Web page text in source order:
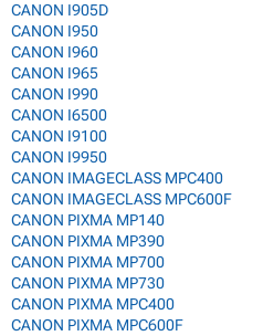
CANON I905D
CANON I950
CANON I960
CANON I965
CANON I990
CANON I6500
CANON I9100
CANON I9950
CANON IMAGECLASS MPC400
CANON IMAGECLASS MPC600F
CANON PIXMA MP140
CANON PIXMA MP390
CANON PIXMA MP700
CANON PIXMA MP730
CANON PIXMA MPC400
CANON PIXMA MPC600F